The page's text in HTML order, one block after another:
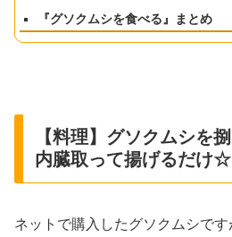
『グソクムシを食べる』まとめ
【料理】グソクムシを
内臓取って揚げるだけ☆
ネットで購入したグソクムシで